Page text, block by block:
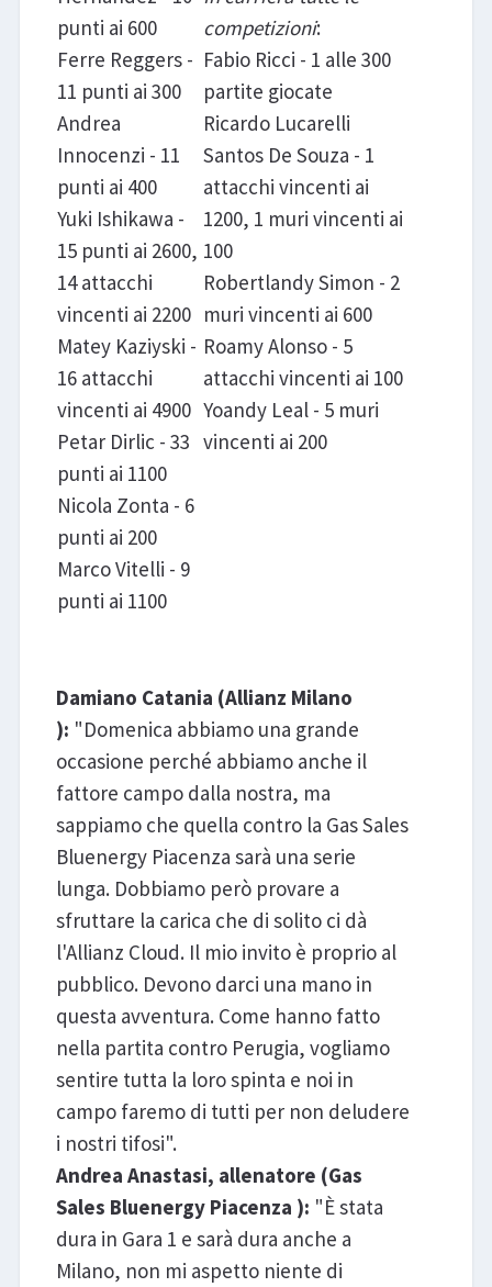
punti ai 600
Ferre Reggers -
11 punti ai 300
Andrea
Innocenzi - 11
punti ai 400
Yuki Ishikawa -
15 punti ai 2600,
14 attacchi
vincenti ai 2200
Matey Kaziyski -
16 attacchi
vincenti ai 4900
Petar Dirlic - 33
punti ai 1100
Nicola Zonta - 6
punti ai 200
Marco Vitelli - 9
punti ai 1100
competizioni:
Fabio Ricci - 1 alle 300
partite giocate
Ricardo Lucarelli
Santos De Souza - 1
attacchi vincenti ai
1200, 1 muri vincenti ai
100
Robertlandy Simon - 2
muri vincenti ai 600
Roamy Alonso - 5
attacchi vincenti ai 100
Yoandy Leal - 5 muri
vincenti ai 200
Damiano Catania (Allianz Milano
): "Domenica abbiamo una grande
occasione perché abbiamo anche il
fattore campo dalla nostra, ma
sappiamo che quella contro la Gas Sales
Bluenergy Piacenza sarà una serie
lunga. Dobbiamo però provare a
sfruttare la carica che di solito ci dà
l'Allianz Cloud. Il mio invito è proprio al
pubblico. Devono darci una mano in
questa avventura. Come hanno fatto
nella partita contro Perugia, vogliamo
sentire tutta la loro spinta e noi in
campo faremo di tutti per non deludere
i nostri tifosi".
Andrea Anastasi, allenatore (Gas
Sales Bluenergy Piacenza ): "È stata
dura in Gara 1 e sarà dura anche a
Milano, non mi aspetto niente di